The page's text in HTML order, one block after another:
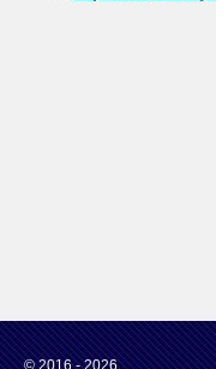
© 2016 - 2026